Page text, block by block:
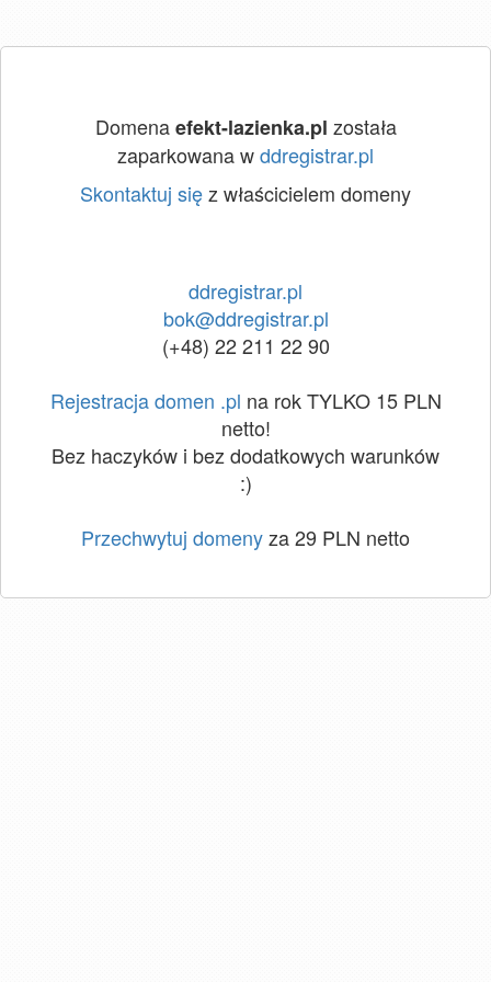
Domenaefekt-lazienka.pl została
zaparkowana wddregistrar.pl
Skontaktuj sięz właścicielem domeny
ddregistrar.pl
bok@ddregistrar.pl
(+48) 22 211 22 90
Rejestracja domen .pl na rok TYLKO 15 PLN
netto!
Bez haczyków i bez dodatkowych warunków
:)
Przechwytuj domenyza 29 PLN netto